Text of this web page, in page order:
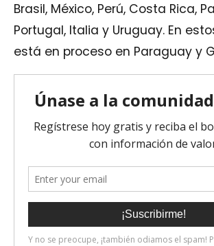
Brasil, México, Perú, Costa Rica,
Portugal, Italia y Uruguay. En
está en proceso en Paraguay y